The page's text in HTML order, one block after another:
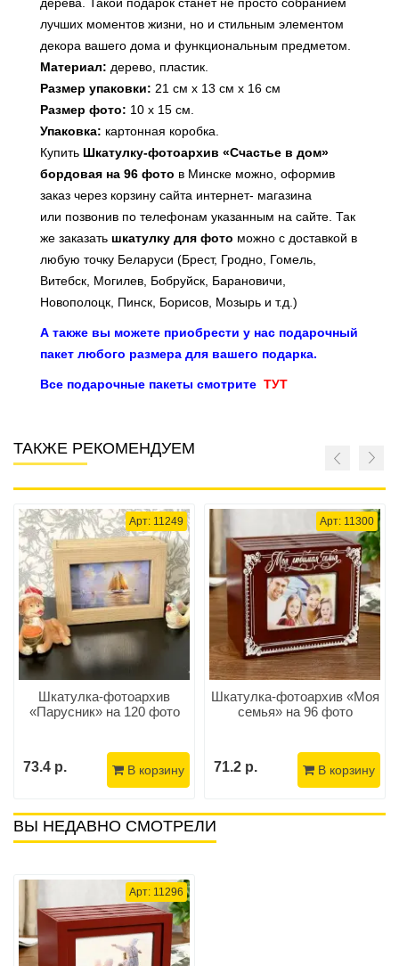
дерева. Такой подарок станет не просто собранием
лучших моментов жизни, но и стильным элементом
декора вашего дома и функциональным предметом.
Материал: дерево, пластик.
Размер упаковки: 21 см х 13 см х 16 см
Размер фото: 10 х 15 см.
Упаковка: картонная коробка.
Купить Шкатулку-фотоархив «Счастье в дом»
бордовая на 96 фото в Минске можно, оформив
заказ через корзину сайта интернет- магазина
или позвонив по телефонам указанным на сайте. Так
же заказать шкатулку для фото можно с доставкой в
любую точку Беларуси (Брест, Гродно, Гомель,
Витебск, Могилев, Бобруйск, Барановичи,
Новополоцк, Пинск, Борисов, Мозырь и т.д.)
А также вы можете приобрести у нас подарочный
пакет любого размера для вашего подарка.
Все подарочные пакеты смотрите ТУТ
ТАКЖЕ РЕКОМЕНДУЕМ
Арт: 11249
Шкатулка-фотоархив
«Парусник» на 120 фото
73.4 р. В корзину
Арт: 11300
Шкатулка-фотоархив «Моя
семья» на 96 фото
71.2 р. В корзину
ВЫ НЕДАВНО СМОТРЕЛИ
Арт: 11296